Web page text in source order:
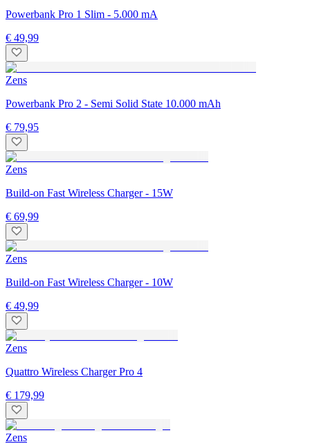
Powerbank Pro 1 Slim - 5.000 mA
€ 49,99
Zens
Powerbank Pro 2 - Semi Solid State 10.000 mAh
€ 79,95
Zens
Build-on Fast Wireless Charger - 15W
€ 69,99
Zens
Build-on Fast Wireless Charger - 10W
€ 49,99
Zens
Quattro Wireless Charger Pro 4
€ 179,99
Zens